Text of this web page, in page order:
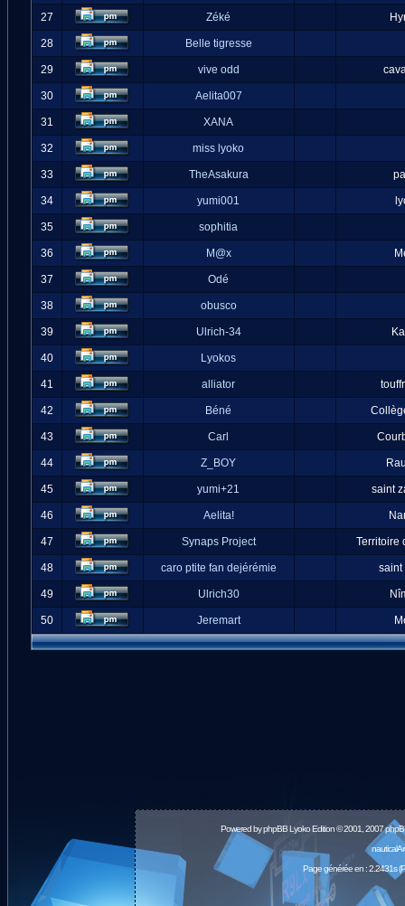
27 Zéké
28 Belle tigresse
29 vive odd
30 Aelita007
31 XANA
32 miss lyoko
33 TheAsakura
34 yumi001
35 sophitia
36 M@x
37 Odé
38 obusco
39 Ulrich-34
40 Lyokos
41 alliator
42 Béné
43 Carl
44 Z_BOY
45 yumi+21 saint
46 Aelita!
47 Synaps Project Territoire
48 caro ptite fan dejérémie saint
49 Ulrich30
50 Jeremart
Powered byphpBBLyoko Edition © 2001, 2007
Page générée en : 2.2431s